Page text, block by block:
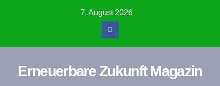
7. August 2026
Erneuerbare Zukunft Magazin